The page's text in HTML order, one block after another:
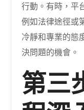
行動。有時，平
例如法律途徑或
冷靜和專業的態
決問題的機會。
第三